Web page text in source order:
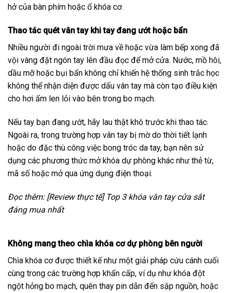
hở của bàn phím hoặc ổ khóa cơ.
Thao tác quét vân tay khi tay đang ướt hoặc bẩn
Nhiều người đi ngoài trời mưa về hoặc vừa làm bếp xong đã
vội vàng đặt ngón tay lên đầu đọc để mở cửa. Nước, mồ hôi,
dầu mỡ hoặc bụi bẩn không chỉ khiến hệ thống sinh trắc học
không thể nhận diện được dấu vân tay mà còn tạo điều kiện
cho hơi ẩm len lỏi vào bên trong bo mạch.
Nếu tay bạn đang ướt, hãy lau thật khô trước khi thao tác.
Ngoài ra, trong trường hợp vân tay bị mờ do thời tiết lạnh
hoặc do đặc thù công việc bong tróc da tay, bạn nên sử
dụng các phương thức mở khóa dự phòng khác như thẻ từ,
mã số hoặc mở qua ứng dụng điện thoại.
Đọc thêm: [Review thực tế] Top 3 khóa vân tay cửa sắt
đáng mua nhất
Không mang theo chìa khóa cơ dự phòng bên người
Chìa khóa cơ được thiết kế như một giải pháp cứu cánh cuối
cùng trong các trường hợp khẩn cấp, ví dụ như khóa đột
ngột hỏng bo mạch, quên thay pin dẫn đến sập nguồn, hoặc